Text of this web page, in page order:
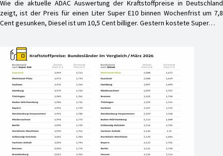
Wie die aktuelle ADAC Auswertung der Kraftstoffpreise in Deutschland
zeigt, ist der Preis für einen Liter Super E10 binnen Wochenfrist um 7,8
Cent gesunken, Diesel ist um 10,5 Cent billiger. Gestern kostete Super…